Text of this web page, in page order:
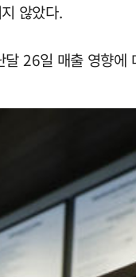
않았다.
26일 매출 영향